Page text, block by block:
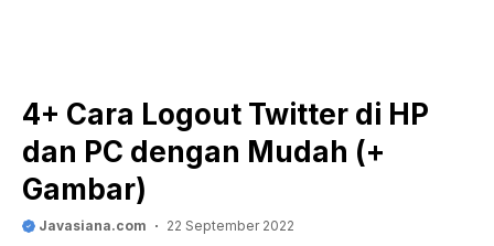
4+ Cara Logout Twitter di HP
dan PC dengan Mudah (+
Gambar)
Javasiana.com 22 September 2022